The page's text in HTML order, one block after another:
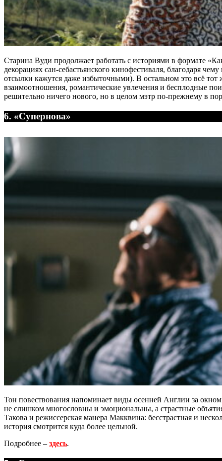
Старина Вуди продолжает работать с историями в формате
декорациях сан-себастьянского кинофестиваля, благодаря
отсылки кажутся даже избыточными). В остальном это всё
взаимоотношения, романтические увлечения и бесплодные
решительно ничего нового, но в целом мэтр по-прежнему в
6. «Супернова»
Тон повествования напоминает виды осенней Англии за
не слишком многословны и эмоциональны, а страстные
Такова и режиссерская манера Макквина: бесстрастная и
история смотрится куда более цельной.
Подробнее – здесь.